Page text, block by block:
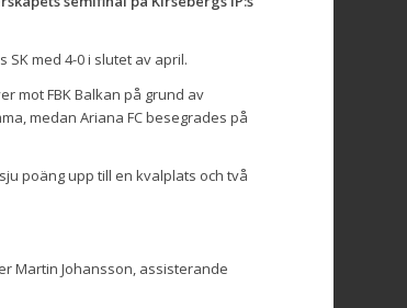
med 4-0 i slutet av april.
mot FBK Balkan på grund av
medan Ariana FC besegrades på
poäng upp till en kvalplats och två
Martin Johansson, assisterande